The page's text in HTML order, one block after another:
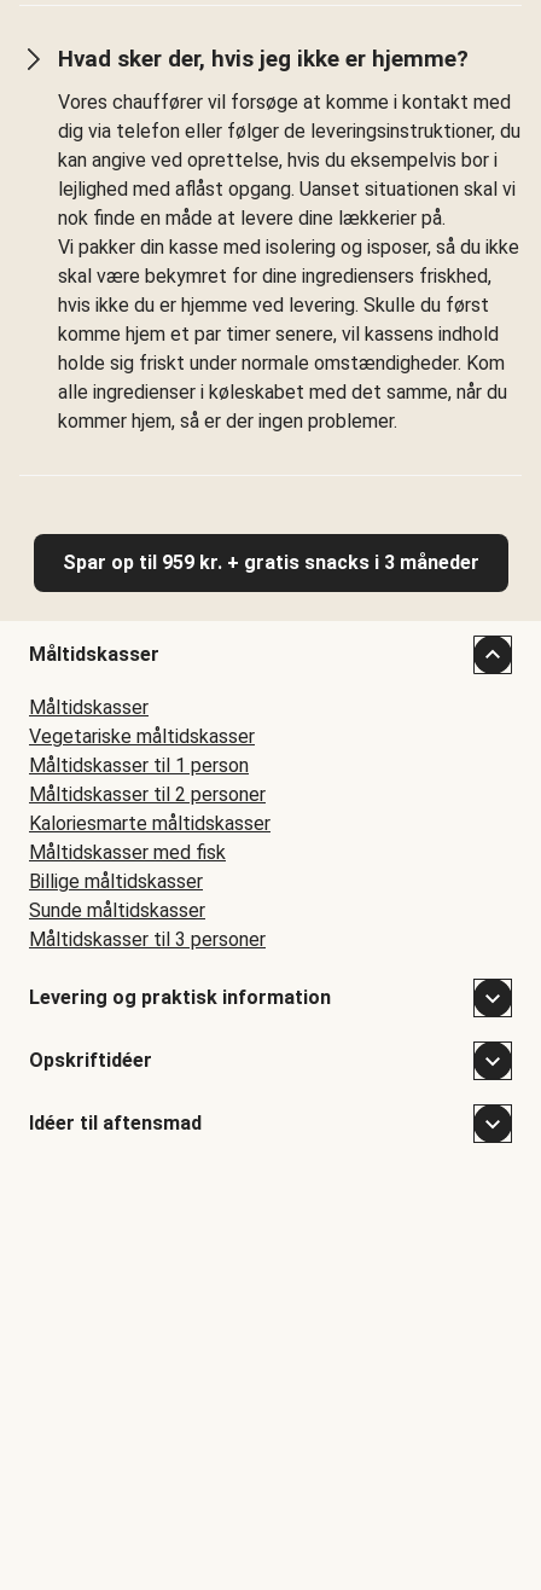
Hvad sker der, hvis jeg ikke er hjemme?
Vores chauffører vil forsøge at komme i kontakt med
dig via telefon eller følger de leveringsinstruktioner, du
kan angive ved oprettelse, hvis du eksempelvis bor i
lejlighed med aflåst opgang. Uanset situationen skal vi
nok finde en måde at levere dine lækkerier på.
Vi pakker din kasse med isolering og isposer, så du ikke
skal være bekymret for dine ingrediensers friskhed,
hvis ikke du er hjemme ved levering. Skulle du først
komme hjem et par timer senere, vil kassens indhold
holde sig friskt under normale omstændigheder. Kom
alle ingredienser i køleskabet med det samme, når du
kommer hjem, så er der ingen problemer.
Spar op til 959 kr. + gratis snacks i 3 måneder
Måltidskasser
Måltidskasser
Vegetariske måltidskasser
Måltidskasser til 1 person
Måltidskasser til 2 personer
Kaloriesmarte måltidskasser
Måltidskasser med fisk
Billige måltidskasser
Sunde måltidskasser
Måltidskasser til 3 personer
Levering og praktisk information
Opskriftidéer
Idéer til aftensmad